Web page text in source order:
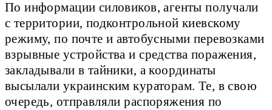
По информации силовиков, агенты получали
с территории, подконтрольной киевскому
режиму, по почте и автобусными перевозками
взрывные устройства и средства поражения,
закладывали в тайники, а координаты
высылали украинским кураторам. Те, в свою
очередь, отправляли распоряжения по